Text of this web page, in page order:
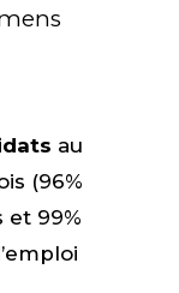
au
(96%
et 99%